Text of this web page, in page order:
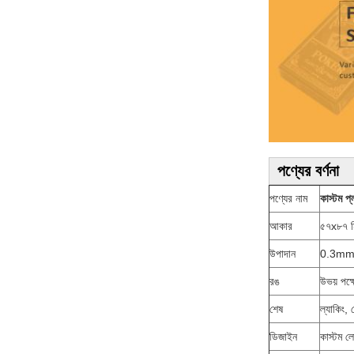
পণ্যের বর্ণনা
পণ্যের নাম কাস্টম
আকার ৫৭x৮৭
উপাদান
রঙ উভয়
শেষ ল্যাকিং,
ডিজাইন কাস্টম